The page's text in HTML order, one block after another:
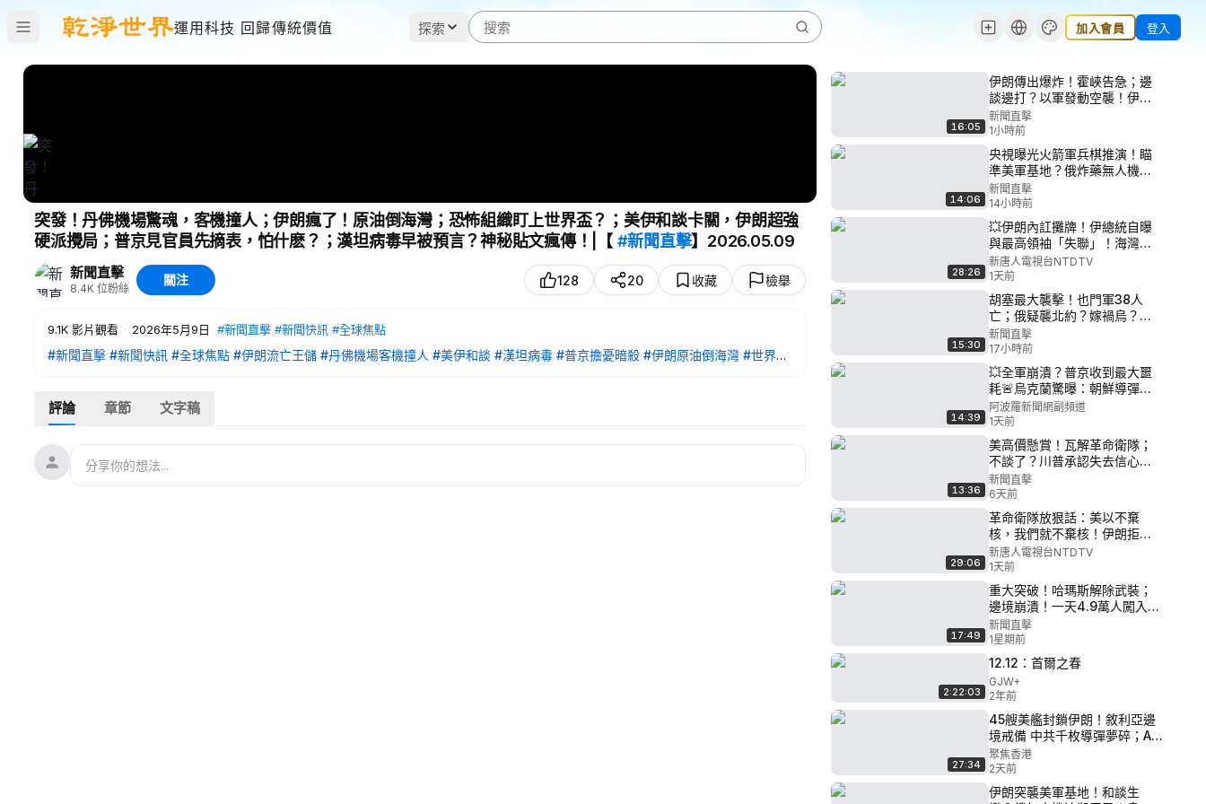
運用科技 回歸傳統價值 探索 加入會員 登入
突發！丹佛機場驚魂，客機撞人；伊朗瘋了！原油倒海灣；恐怖組織盯上世界盃？；美伊和談卡關，伊朗超強
硬派攪局；普京見官員先摘表，怕什麽？；漢坦病毒早被預言？神秘貼文瘋傳！|【 #新聞直擊】2026.05.09
新聞直擊
8.4K 位粉絲
關注 128 20 收藏 檢舉
9.1K 影片觀看 · 2026年5月9日 #新聞直擊 #新聞快訊 #全球焦點
#新聞直擊 #新聞快訊 #全球焦點 #伊朗流亡王儲 #丹佛機場客機撞人 #美伊和談 #漢坦病毒 #普京擔憂暗殺 #伊朗原油倒海灣 #世界盃
伊朗流亡王儲喊話 5月10日全球集會
丹佛機場深夜驚魂 客機撞人 1亡12傷
安保專家警告：恐怖組織或在世界盃發動襲擊
評論 章節 文字稿
16:05
伊朗傳出爆炸！霍峽告急；邊
談邊打？以軍發動空襲！伊總
統爆能源每天巨虧；美再制裁
古巴，駐中俄武官上榜；兩週
兩起！中國兒童基因編輯再爆
雷｜【#新聞直擊】
2026.08.07
新聞直擊
1小時前
14:06
央視曝光火箭軍兵棋推演！瞄
準美軍基地？俄炸藥無人機直
撲德國！義大利全境紅色警
報；美國大減中國留學簽證！
強颱白海豚直撲浙閩|【#新聞
直擊】2026.08.06
新聞直擊
14小時前
28:26
💥伊朗內訌攤牌！伊總統自曝
與最高領袖「失聯」！海灣國
家恐遭報復、沙特急電川普！
伊朗、阿曼今晚簽海峽協議？
湖北洪災、城市內澇！中共新
規：千億富豪被抓！｜#新唐人
新唐人電視台NTDTV
1天前
15:30
胡塞最大襲擊！也門軍38人
亡；俄疑襲北約？嫁禍烏？習
軍中沒人了？新軍委恐難產；
河南搜犯推平玉米地！|【#新
聞直擊】2026.08.06
新聞直擊
17小時前
14:39
💥全軍崩潰？普京收到最大噩
耗🚨烏克蘭驚曝：朝鮮導彈部
隊首度援俄⚡️普京國產神話破功
🎭只剩此人?普京最後一張牌曝
🔥普京剛走油價就飆漲 真相曝
光😱針對反戰人士 普京簽署法
律剝奪財產權與公民權【Z】
阿波羅新聞網副頻道
1天前
13:36
美高價懸賞！瓦解革命衛隊；
不談了？川普承認失去信心；
首射戰斧！日本驅逐艦試射成
功；突襲華媒，FBI查中共滲透
網絡！|【#新聞直擊】
2026.08.01
新聞直擊
6天前
29:06
革命衛隊放狠話：美以不棄
核，我們就不棄核！伊朗拒讓
步，美軍持續增兵；以色列擴
大清剿！伊財政危機大爆發；
俄烏擴大無人機戰，普京軍改
模仿烏軍；中國暑期經濟大崩
盤｜#新唐人
新唐人電視台NTDTV
1天前
17:49
重大突破！哈瑪斯解除武裝；
邊境崩潰！一天4.9萬人闖入西
班牙；誰在造謠？胡錦濤全家
中毒身亡？讓習近平、普京戰
時失明！美「眾神之鎚」登場
｜【#新聞直擊】2026.07.31
新聞直擊
1星期前
2:22:03
12.12：首爾之春
GJW+
2年前
27:34
45艘美艦封鎖伊朗！敘利亞邊
境戒備 中共千枚導彈夢碎；AI
新冷戰！美再祭殺招 北京陷雙
重困局； 間諜滲透美國後院？
盧比奧驚曝中共據點【今日看
點】
聚焦香港
2天前
伊朗突襲美軍基地！和談生